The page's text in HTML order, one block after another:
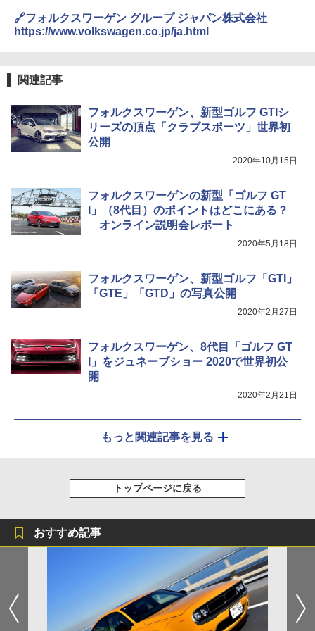
🔗フォルクスワーゲン グループ ジャパン株式会社
https://www.volkswagen.co.jp/ja.html
関連記事
フォルクスワーゲン、新型ゴルフ GTIシ
リーズの頂点「クラブスポーツ」世界初
公開
2020年10月15日
フォルクスワーゲンの新型「ゴルフ GT
I」（8代目）のポイントはどこにある？
オンライン説明会レポート
2020年5月18日
フォルクスワーゲン、新型ゴルフ「GTI」
「GTE」「GTD」の写真公開
2020年2月27日
フォルクスワーゲン、8代目「ゴルフ GT
I」をジュネーブショー 2020で世界初公
開
2020年2月21日
もっと関連記事を見る
トップページに戻る
おすすめ記事